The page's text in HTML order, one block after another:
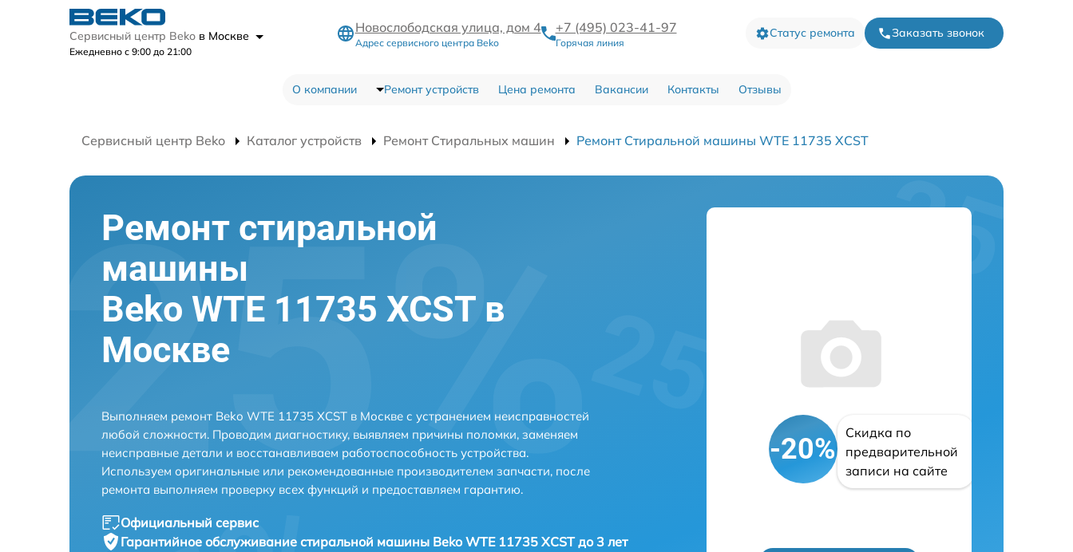
Сервисный центр Beko в Москве
Ежедневно с 9:00 до 21:00
Новослободская улица, дом 4
Адрес сервисного центра Beko
+7 (495) 023-41-97
Горячая линия
Статус ремонта Заказать звонок
О компании Ремонт устройств Цена ремонта Вакансии Контакты Отзывы
Сервисный центр Beko Каталог устройств Ремонт Стиральных машин Ремонт Стиральной машины WTE 11735 XCST
Ремонт стиральной
машины
Beko WTE 11735 XCST в
Москве
Выполняем ремонт Beko WTE 11735 XCST в Москве с устранением неисправностей
любой сложности. Проводим диагностику, выявляем причины поломки, заменяем
неисправные детали и восстанавливаем работоспособность устройства.
Используем оригинальные или рекомендованные производителем запчасти, после
ремонта выполняем проверку всех функций и предоставляем гарантию.
Официальный сервис
Гарантийное обслуживание стиральной машины Beko WTE 11735 XCST до 3 лет
-20%
Скидка по
предварительной
записи на сайте